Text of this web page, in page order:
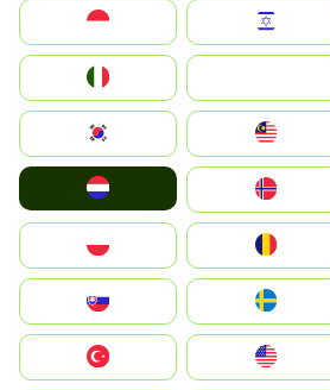
South Korea
United States